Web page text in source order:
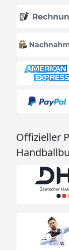
Offizieller